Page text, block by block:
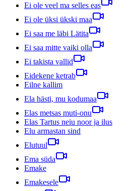
Ei ole veel ma selles eas
Ei ole üksi ükski maa
Ei saa me läbi Lätita
Ei saa mitte vaiki olla
Ei takista vallid
Eidekene ketrab
Eilne kallim
Ela hästi, mu kodumaa
Elas metsas muti-onu
Elas Tartus neiu noor ja ilus
Elu armastan sind
Elutuul
Ema süda
Emake
Emakesele